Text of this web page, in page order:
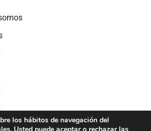
los hábitos de navegación del